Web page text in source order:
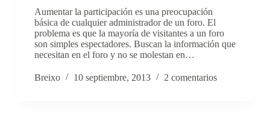
Aumentar la participación es una preocupación
básica de cualquier administrador de un foro. El
problema es que la mayoría de visitantes a un foro
son simples espectadores. Buscan la información que
necesitan en el foro y no se molestan en…
Breixo 10 septiembre, 2013 2 comentarios